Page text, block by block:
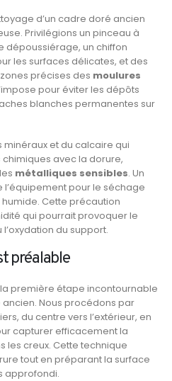
d’un cadre doré ancien
Privilégions un pinceau à
dépoussiérage, un chiffon
les surfaces délicates, et des
précises des moulures
pour éviter les dépôts
blanches permanentes sur
minéraux et du calcaire qui
avec la dorure,
métalliques sensibles. Un
pour le séchage
Cette précaution
qui pourrait provoquer le
du support.
préalable
première étape incontournable
Nous procédons par
du centre vers l’extérieur, en
capturer efficacement la
les creux. Cette technique
tout en préparant la surface
approfondi.